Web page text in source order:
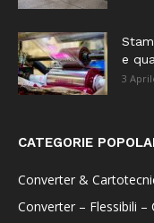
e
3
CATEGORIE
Converter &
Converter – Flessibili –